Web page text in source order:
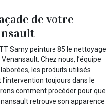
de votre
Samy peinture 85 le nettoyage
Chez nous, l’équipe
les produits utilisés
toujours dans le
comment procéder pour que
retrouve son apparence